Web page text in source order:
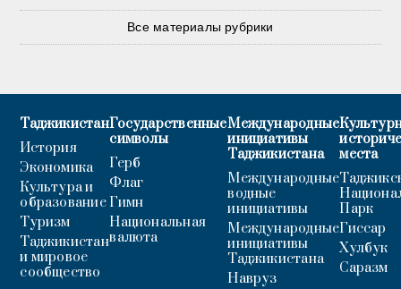
Все материалы рубрики
Таджикистан
История
Экономика
Культура и
образование
Туризм
Таджикистан
и мировое
сообщество
Государственные
символы
Герб
Флаг
Гимн
Национальная
валюта
Международные
инициативы
Таджикистана
Международные
водные
инициативы
Международные
инициативы
Таджикистана
Навруз
места
Парк
Гиссар
Хулбук
Саразм